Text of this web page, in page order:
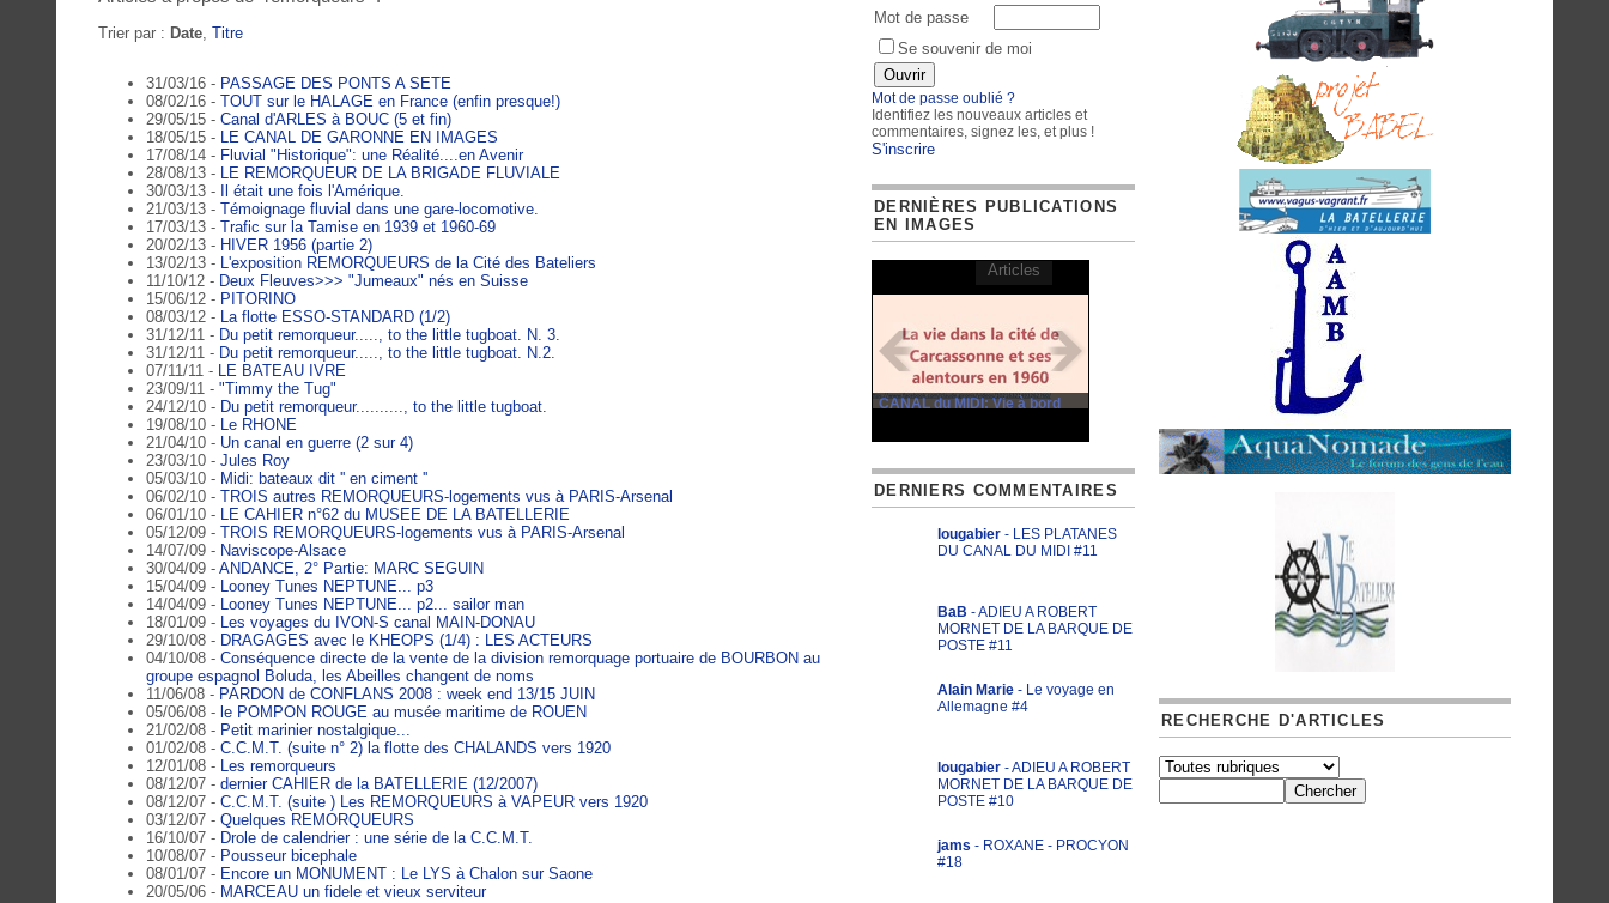
Trier par : Date Titre
31/03/16 - PASSAGE DES PONTS A SETE
08/02/16 - TOUT sur le HALAGE en France (enfin presque!)
29/05/15 - Canal d'ARLES à BOUC (5 et fin)
18/05/15 - LE CANAL DE GARONNE EN IMAGES
17/08/14 - Fluvial "Historique": une Réalité....en Avenir
28/08/13 - LE REMORQUEUR DE LA BRIGADE FLUVIALE
30/03/13 -
Il était une fois l'Amérique.
21/03/13 - Témoignage fluvial dans une gare-locomotive.
17/03/13 - Trafic sur la Tamise en 1939 et 1960-69
20/02/13 - HIVER 1956 (partie 2)
13/02/13 - L'exposition REMORQUEURS de la Cité des Bateliers
11/10/12 - Deux Fleuves>>> "Jumeaux" nés en Suisse
15/06/12 - PITORINO
08/03/12 - La flotte ESSO-STANDARD (1/2)
31/12/11 - Du petit remorqueur....., to the little tugboat. N. 3.
31/12/11 - Du petit remorqueur....., to the little tugboat. N.2.
07/11/11 - LE BATEAU IVRE
23/09/11 - "Timmy the Tug"
24/12/10 - Du petit remorqueur.........., to the little tugboat.
19/08/10 - Le RHONE
21/04/10 - Un canal en guerre (2 sur 4)
23/03/10 - Jules Roy
05/03/10 - Midi: bateaux dit '' en ciment ''
06/02/10 - TROIS autres REMORQUEURS-logements vus à PARIS-Arsenal
06/01/10 - LE CAHIER n°62 du MUSEE DE LA BATELLERIE
05/12/09 - TROIS REMORQUEURS-logements vus à PARIS-Arsenal
14/07/09 - Naviscope-Alsace
30/04/09 - ANDANCE, 2° Partie: MARC SEGUIN
15/04/09 - Looney Tunes NEPTUNE... p3
14/04/09 - Looney Tunes NEPTUNE... p2... sailor man
18/01/09 - Les voyages du IVON-S canal MAIN-DONAU
29/10/08 - DRAGAGES avec le KHEOPS (1/4) : LES ACTEURS
04/10/08 - Conséquence directe de la vente de la division remorquage portuaire de BOURBON au
groupe espagnol Boluda, les Abeilles changent de noms
11/06/08 - PARDON de CONFLANS 2008 : week end 13/15 JUIN
05/06/08 - le POMPON ROUGE au musée maritime de ROUEN
21/02/08 - Petit marinier nostalgique...
01/02/08 - C.C.M.T. (suite n° 2) la flotte des CHALANDS vers 1920
12/01/08 - Les remorqueurs
08/12/07 - dernier CAHIER de la BATELLERIE (12/2007)
08/12/07 - C.C.M.T. (suite ) Les REMORQUEURS à VAPEUR vers 1920
03/12/07 - Quelques REMORQUEURS
16/10/07 - Drole de calendrier : une série de la C.C.M.T.
10/08/07 - Pousseur bicephale
08/01/07 - Encore un MONUMENT : Le LYS à Chalon sur Saone
20/05/06 - MARCEAU un fidele et vieux serviteur
Mot de passe
Se souvenir de moi
Mot de passe oublié ?
Identifiez les nouveaux articles et
commentaires, signez les, et plus !
S'inscrire
DERNIÈRES PUBLICATIONS
EN IMAGES
CANAL du MIDI: Vie à bord
Articles
DERNIERS COMMENTAIRES
lougabier - LES PLATANES
DU CANAL DU MIDI #11
BaB - ADIEU A ROBERT
MORNET DE LA BARQUE DE
POSTE #11
Alain Marie - Le voyage en
Allemagne #4
lougabier - ADIEU A ROBERT
MORNET DE LA BARQUE DE
POSTE #10
jams - ROXANE - PROCYON
#18
RECHERCHE D'ARTICLES